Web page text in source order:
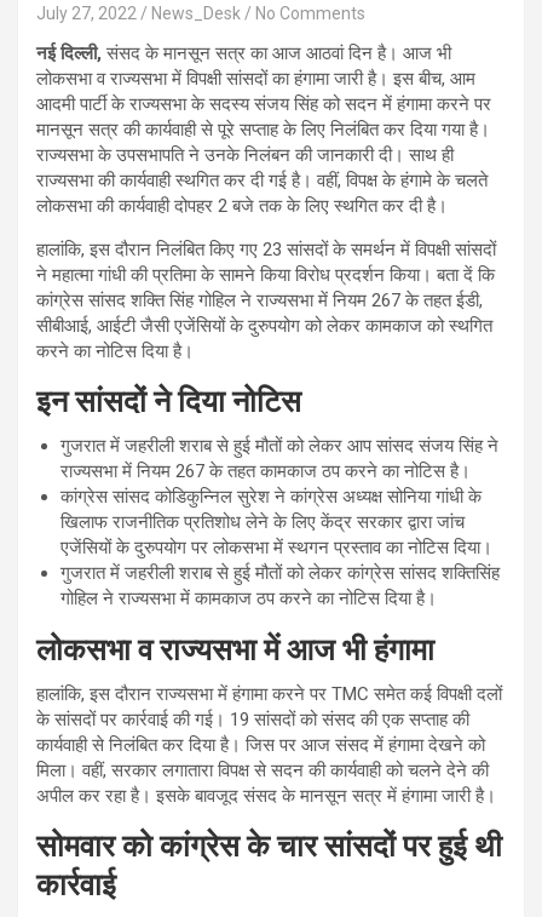
July 27, 2022 News_Desk No Comments
नई दिल्ली, संसद के मानसून सत्र का आज आठवां दिन है। आज भी
लोकसभा व राज्यसभा में विपक्षी सांसदों का हंगामा जारी है। इस बीच, आम
आदमी पार्टी के राज्यसभा के सदस्य संजय सिंह को सदन में हंगामा करने पर
मानसून सत्र की कार्यवाही से पूरे सप्ताह के लिए निलंबित कर दिया गया है।
राज्यसभा के उपसभापति ने उनके निलंबन की जानकारी दी। साथ ही
राज्यसभा की कार्यवाही स्थगित कर दी गई है। वहीं, विपक्ष के हंगामे के चलते
लोकसभा की कार्यवाही दोपहर 2 बजे तक के लिए स्थगित कर दी है।
हालांकि, इस दौरान निलंबित किए गए 23 सांसदों के समर्थन में विपक्षी सांसदों
ने महात्मा गांधी की प्रतिमा के सामने किया विरोध प्रदर्शन किया। बता दें कि
कांग्रेस सांसद शक्ति सिंह गोहिल ने राज्यसभा में नियम 267 के तहत ईडी,
सीबीआई, आईटी जैसी एजेंसियों के दुरुपयोग को लेकर कामकाज को स्थगित
करने का नोटिस दिया है।
इन सांसदों ने दिया नोटिस
गुजरात में जहरीली शराब से हुई मौतों को लेकर आप सांसद संजय सिंह ने
राज्यसभा में नियम 267 के तहत कामकाज ठप करने का नोटिस है।
कांग्रेस सांसद कोडिकुन्निल सुरेश ने कांग्रेस अध्यक्ष सोनिया गांधी के
खिलाफ राजनीतिक प्रतिशोध लेने के लिए केंद्र सरकार द्वारा जांच
एजेंसियों के दुरुपयोग पर लोकसभा में स्थगन प्रस्ताव का नोटिस दिया।
गुजरात में जहरीली शराब से हुई मौतों को लेकर कांग्रेस सांसद शक्तिसिंह
गोहिल ने राज्यसभा में कामकाज ठप करने का नोटिस दिया है।
लोकसभा व राज्यसभा में आज भी हंगामा
हालांकि, इस दौरान राज्यसभा में हंगामा करने पर TMC समेत कई विपक्षी दलों
के सांसदों पर कार्रवाई की गई। 19 सांसदों को संसद की एक सप्ताह की
कार्यवाही से निलंबित कर दिया है। जिस पर आज संसद में हंगामा देखने को
मिला। वहीं, सरकार लगातारा विपक्ष से सदन की कार्यवाही को चलने देने की
अपील कर रहा है। इसके बावजूद संसद के मानसून सत्र में हंगामा जारी है।
सोमवार को कांग्रेस के चार सांसदों पर हुई थी
कार्रवाई